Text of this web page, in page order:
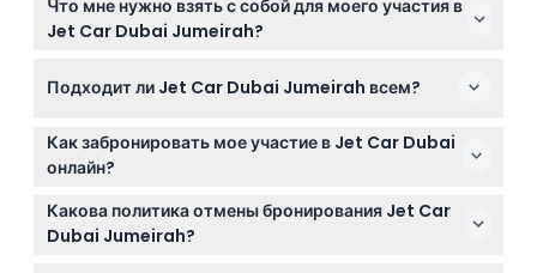
Что мне нужно взять с собой для моего участия в
Jet Car Dubai Jumeirah?
удостоверение личности для идентификации. Также
хотя полотенца можно арендовать на месте за 50
дирхамов.
Подходит ли Jet Car Dubai Jumeirah всем?
Активность идеально подходит для лиц от 18 до 55
лет, но не рекомендуется для беременных
путешественников или для тех, у кого есть
проблемы с сердцем или спиной.
Как забронировать мое участие в Jet Car Dubai
онлайн?
Вы можете безопасно забронировать свое
приключение на реактивной машине прямо здесь,
Какова политика отмены бронирования Jet Car
Dubai Jumeirah?